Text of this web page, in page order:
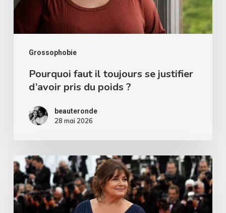
Grossophobie
d’avoir
du
poids
Pourquoi faut il toujours se justifier
d’avoir pris du poids ?
beauteronde
28 mai 2026
Derrière
les
robes